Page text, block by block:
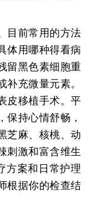
目前常用的方法
体用哪种得看病
留黑色素细胞重
充微量元素。
皮移植手术。平
保持心情舒畅，
芝麻、核桃、动
刺激和富含维生
方案和日常护理
根据你的检查结